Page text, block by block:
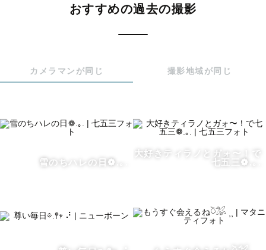
お昼前後のお時間も
現在、リピーターさまの
指名料は税込4,400円にて
(ご予約後に割引させて
*──────────────*
初めまして。
おすすめの過去の撮影
カメラマンが同じ 撮影地域が同じ
雪のちハレの日❁.｡.
大好きティラノとガォ〜！で
七五三❁.｡.